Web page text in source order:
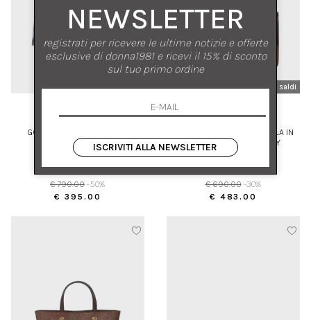
nuovi arrivi
saldi
ETRO
GONNA MINI A VITA ALTA IN
COTONE CON STAMPA
42
€ 790.00 -50%
€ 395.00
nuovi arrivi
saldi
ETRO
TELA JACQUARD PAISLEY
UNI
€ 690.00 -30%
€ 483.00
NEWSLETTER
registrati per ricevere le ultime notizie e offerte
esclusive di donna1981 e ricevi il 15% di sconto
sul tuo primo ordine
ISCRIVITI ALLA NEWSLETTER